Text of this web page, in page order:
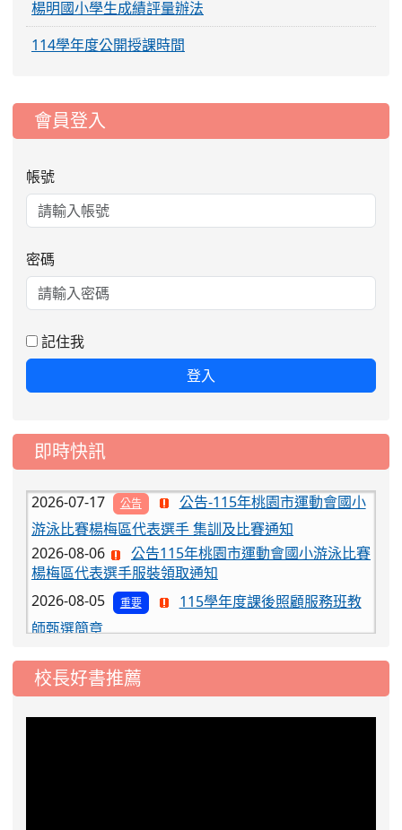
楊明國小學生成績評量辦法
114學年度公開授課時間
::: 會員登入
帳號
密碼
記住我
登入
即時快訊
2026-08-06
公告115年桃園市運動會國小游泳比賽
楊梅區代表選手服裝領取通知
師甄選簡章
115學年度一、三、五年級常
2026-07-31
公告
學校對面建案申請8月份「施
工車輛臨停」一案，請各位用路人留意
2026-07-17
公告
公告-115年桃園市運動會國小
游泳比賽楊梅區代表選手 集訓及比賽通知
2026-08-06
公告115年桃園市運動會國小游泳比賽
楊梅區代表選手服裝領取通知
2026-08-05
115學年度課後照顧服務班教
態編班結果公告
2026-07-31
公告
學校對面建案申請8月份「施
工車輛臨停」一案，請各位用路人留意
校長好書推薦